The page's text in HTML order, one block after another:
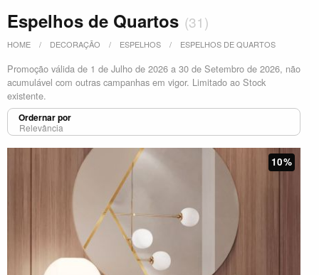
Espelhos de Quartos (31)
HOME DECORAÇÃO ESPELHOS ESPELHOS DE QUARTOS
Promoção válida de 1 de Julho de 2026 a 30 de Setembro de 2026, não
acumulável com outras campanhas em vigor. Limitado ao Stock
existente.
Ordernar por
10%